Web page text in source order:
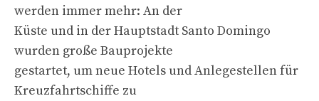
werden immer mehr: An der
Küste und in der Hauptstadt Santo Domingo
wurden große Bauprojekte
gestartet, um neue Hotels und Anlegestellen für
Kreuzfahrtschiffe zu